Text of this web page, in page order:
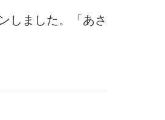
しました。「あさ